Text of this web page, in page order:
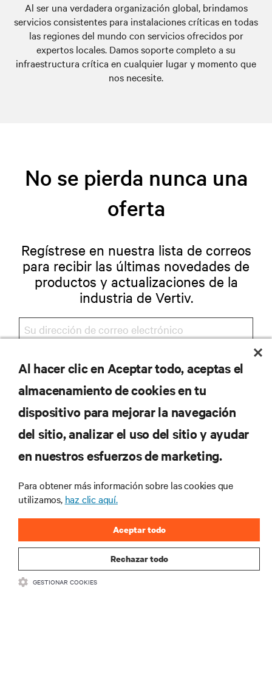
Al ser una verdadera organización global, brindamos
servicios consistentes para instalaciones críticas en todas
las regiones del mundo con servicios ofrecidos por
expertos locales. Damos soporte completo a su
infraestructura crítica en cualquier lugar y momento que
nos necesite.
No se pierda nunca una
oferta
Regístrese en nuestra lista de correos
para recibir las últimas novedades de
productos y actualizaciones de la
industria de Vertiv.
REGISTRARSE
RECURSOS
CORPORATIVO
SÍGANOS
Al hacer clic en Aceptar todo, aceptas el
almacenamiento de cookies en tu
dispositivo para mejorar la navegación
del sitio, analizar el uso del sitio y ayudar
en nuestros esfuerzos de marketing.
Para obtener más información sobre las cookies que
utilizamos, haz clic aquí.
Rechazar todo
Aceptar todo
GESTIONAR COOKIES